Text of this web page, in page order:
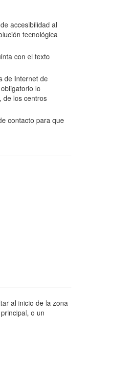
accesibilidad al
tecnológica
con el texto
de Internet de
lo
de los centros
contacto para que
al inicio de la zona
o un